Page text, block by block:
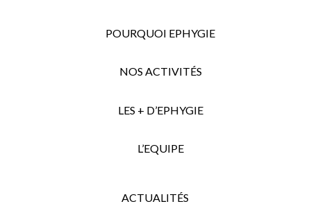
POURQUOI EPHYGIE
NOS ACTIVITÉS
LES + D’EPHYGIE
L’EQUIPE
ACTUALITÉS